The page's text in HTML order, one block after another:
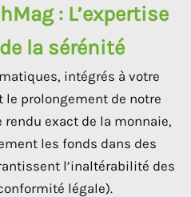
: L’expertise
la sérénité
intégrés à votre
le prolongement de notre
exact de la monnaie,
les fonds dans des
l’inaltérabilité des
légale).